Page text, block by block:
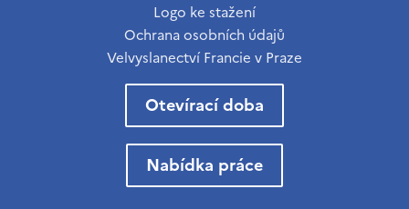
Logo ke stažení
Ochrana osobních údajů
Velvyslanectví Francie v Praze
Otevírací doba
Nabídka práce